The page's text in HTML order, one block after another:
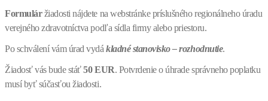
Formuláržiadosti nájdete na webstránke príslušného regionálneho úradu
verejného zdravotníctva podľa sídla firmy alebo priestoru.
Po schválení vám úrad vydákladné stanovisko – rozhodnutie.
Žiadosť vás bude stáť50 EUR. Potvrdenie o úhrade správneho poplatku
musí byť súčasťou žiadosti.